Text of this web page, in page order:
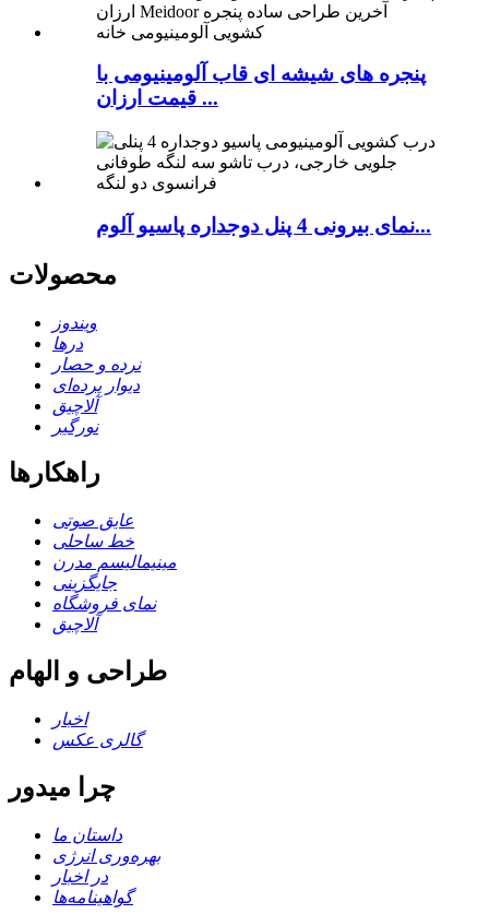
پنجره های شیشه ای قاب آلومینیومی با
قیمت ارزان ...
نمای بیرونی 4 پنل دوجداره پاسیو آلوم...
محصولات
ویندوز
درها
نرده و حصار
دیوار پرده‌ای
آلاچیق
نورگیر
راهکارها
عایق صوتی
خط ساحلی
مینیمالیسم مدرن
جایگزینی
نمای فروشگاه
آلاچیق
طراحی و الهام
اخبار
گالری عکس
چرا میدور
داستان ما
بهره‌وری انرژی
در اخبار
گواهینامه‌ها